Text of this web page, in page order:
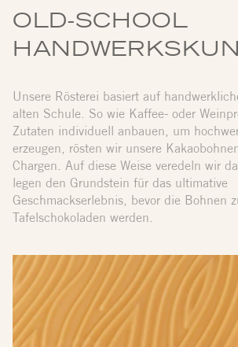
OLD-SCHOOL
Unsere Rösterei basiert auf
alten Schule. So wie Kaffee- oder
Zutaten individuell anbauen, um
erzeugen, rösten wir unsere
Chargen. Auf diese Weise veredeln wir
legen den Grundstein für das ultimative
Geschmackserlebnis, bevor die Bohnen
Tafelschokoladen werden.